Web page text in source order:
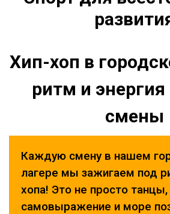
Хип-хоп в
ритм и
смены
Каждую смену в нашем
лагере мы зажигаем под
хопа! Это не просто танцы,
самовыражение и море